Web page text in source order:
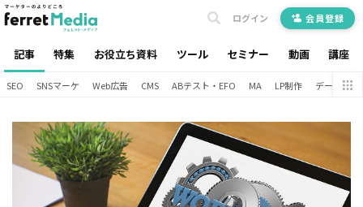
記事 特集 お役立ち資料 ツール セミナー 動画 講座
ログイン 会員登録
SEO SNSマーケ Web広告 CMS ABテスト・EFO MA LP制作 データ分析